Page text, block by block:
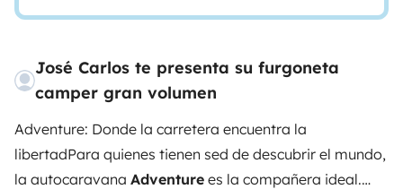
José Carlos te presenta su furgoneta
camper gran volumen
Adventure: Donde la carretera encuentra la
libertadPara quienes tienen sed de descubrir el mundo,
la autocaravana Adventure es la compañera ideal.